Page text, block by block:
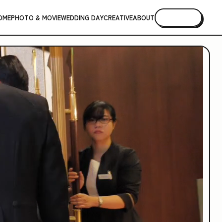
PHOTO & MOVIEWEDDING DAYCREATIVEABOUT